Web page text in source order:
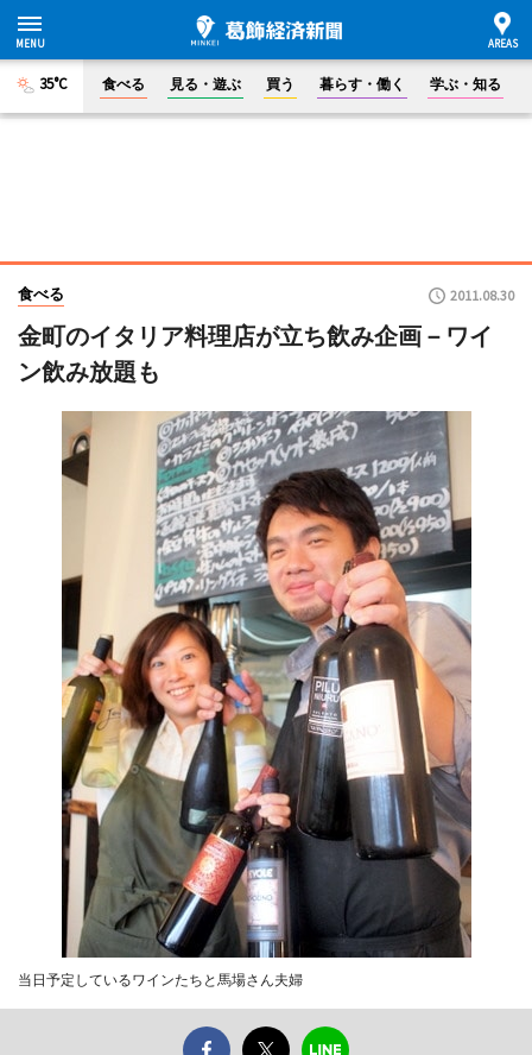
35°C 食べる 見る・遊ぶ 買う 暮らす・働く 学ぶ・知る
食べる 2011.08.30
金町のイタリア料理店が立ち飲み企画－ワイ
ン飲み放題も
当日予定しているワインたちと馬場さん夫婦